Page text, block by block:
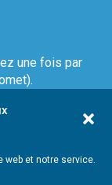
web et notre service.
une fois par